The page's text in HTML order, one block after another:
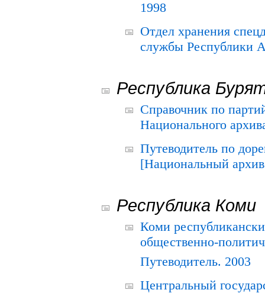
1998
Отдел хранения
службы Республики
Республика
Справочник по
Национального
Путеводитель по
[Национальный
Республика Коми
Коми
общественно-
Путеводитель. 2003
Центральный